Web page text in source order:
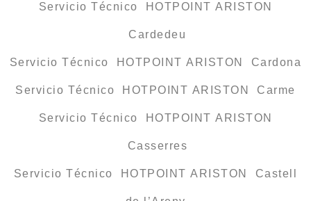
Servicio Técnico HOTPOINT ARISTON
Cardedeu
Servicio Técnico HOTPOINT ARISTON Cardona
Servicio Técnico HOTPOINT ARISTON Carme
Servicio Técnico HOTPOINT ARISTON
Casserres
Servicio Técnico HOTPOINT ARISTON Castell